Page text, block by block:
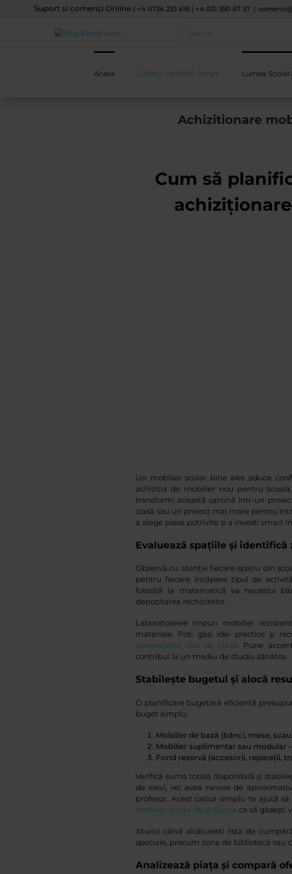
Suport si comenzi Online | +4 0726 233 618 | +4 021 350 67 57 |
Acasa Ghiduri Achiziții Smart Lumea
Achizitionare
Cum să
Un mobilier școlar bine ales aduce
achiziția de mobilier nou pentru
transformi această sarcină într-un
clasă sau un proiect mai mare pentru
a alege piese potrivite și a investi smart
Evaluează spațiile și identifică
Observă cu atenție fiecare spațiu din
pentru fiecare încăpere tipul de
folosită la matematică va necesita
depozitarea rechizitelor.
Laboratoarele impun mobilier
materiale. Poți găsi idei practice și
amenajarea sălii de clasă. Pune
contribui la un mediu de studiu sănătos.
Stabilește bugetul și alocă
O planificare bugetară eficientă
buget simplu:
Mobilier de bază (bănci, mese,
Mobilier suplimentar sau modular
Fond rezervă (accesorii, reparații,
Verifică suma totală disponibilă și
de elevi, vei avea nevoie de
profesor. Acest calcul simplu te ajută
mobilier școlar de la Dacris ca să găsești
Atunci când alcătuiești lista de
speciale, precum zona de bibliotecă sau
Analizează piața și compară